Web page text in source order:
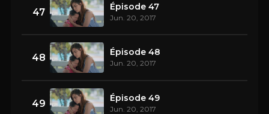
47 Épisode 47
Jun. 20, 2017
48 Épisode 48
Jun. 20, 2017
49 Épisode 49
Jun. 20, 2017